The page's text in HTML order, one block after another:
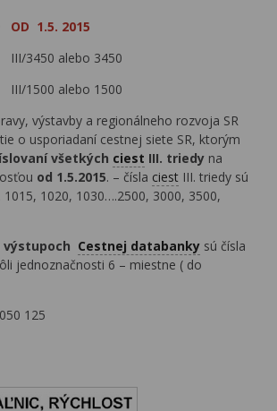
OD 1.5. 2015
III/3450 alebo 3450
III/1500 alebo 1500
výstavby a regionálneho rozvoja SR
o usporiadaní cestnej siete SR, ktorým
všetkých ciest III. triedy na
od 1.5.2015. – čísla ciest III. triedy sú
1015, 1020, 1030….2500, 3000, 3500,
Cestnej databanky sú čísla
jednoznačnosti 6 – miestne ( do
125